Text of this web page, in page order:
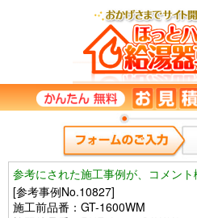
参考にされた施工事例が、コメン
[参考事例No.10827]
施工前品番：GT-1600WM